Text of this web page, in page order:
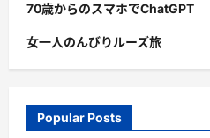
70歳からのスマホでChatGPT
女一人のんびりルーズ旅
Popular Posts